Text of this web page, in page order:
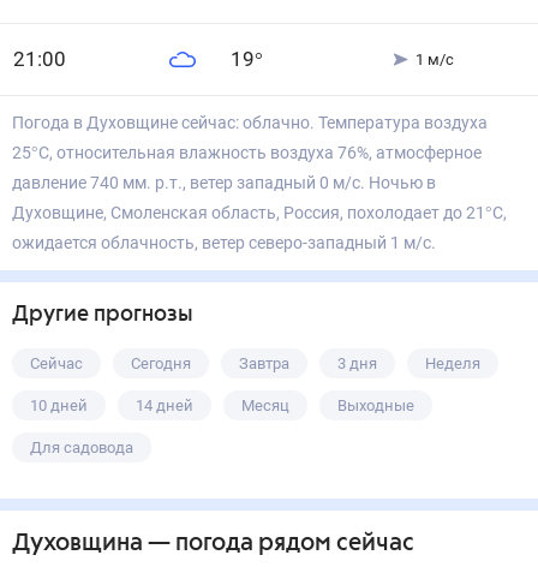
21 :00 19° 1 м/с
Погода в Духовщине сейчас: облачно. Температура воздуха
25°С, относительная влажность воздуха 76%, атмосферное
давление 740 мм. р.т., ветер западный 0 м/с. Ночью в
Духовщине, Смоленская область, Россия, похолодает до 21°С,
ожидается облачность, ветер северо-западный 1 м/с.
Другие прогнозы
Сейчас Сегодня Завтра 3 дня Неделя
10 дней 14 дней Месяц Выходные
Для садовода
Духовщина — погода рядом сейчас